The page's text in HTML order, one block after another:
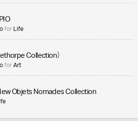
forLife
Collection）
forArt
Objets Nomades Collection